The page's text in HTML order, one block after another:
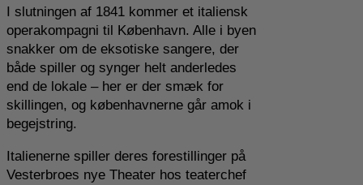
I slutningen af 1841 kommer et italiensk
operakompagni til København. Alle i byen
snakker om de eksotiske sangere, der
både spiller og synger helt anderledes
end de lokale – her er der smæk for
skillingen, og københavnerne går amok i
begejstring.
Italienerne spiller deres forestillinger på
Vesterbroes nye Theater hos teaterchef